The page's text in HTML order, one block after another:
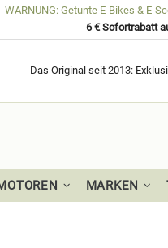
WARNUNG: Getunte E-Bikes & E-
6 € Sofortrabatt
Das Original seit 2013:
MARKEN